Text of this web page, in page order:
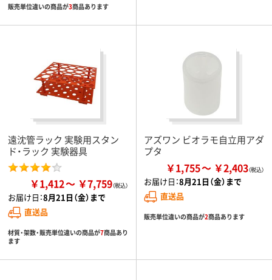
販売単位違いの商品が3商品あります
遠沈管ラック 実験用スタン
ド・ラック 実験器具
￥1,412 ￥7,759
お届け日：8月21日（金）まで
直送品
材質・架数・販売単位違いの商品が7商品あり
ます
アズワン ビオラモ自立用アダ
プタ
￥1,755 ￥2,403
お届け日：8月21日（金）まで
直送品
販売単位違いの商品が2商品あります